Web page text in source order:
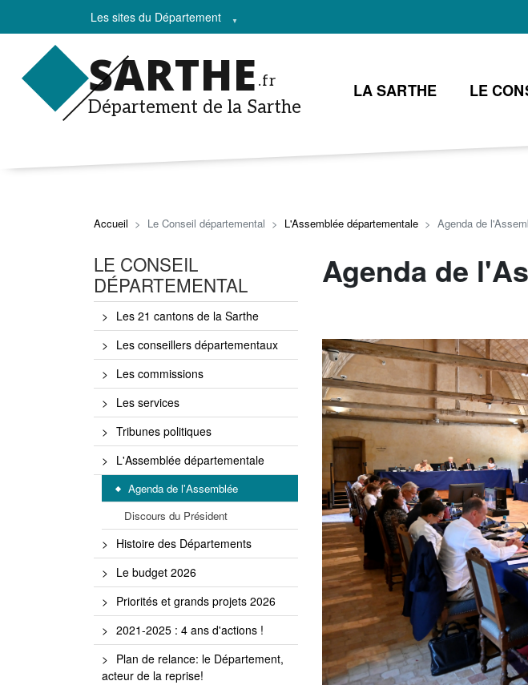
Les sites du Département
SARTHE .fr
Département de la Sarthe
LA SARTHE LE
Accueil Le Conseil départemental L'Assemblée départementale Agenda de
Agenda de
LE CONSEIL
DÉPARTEMENTAL
Les 21 cantons de la Sarthe
Les conseillers départementaux
Les commissions
Les services
Tribunes politiques
L'Assemblée départementale
Agenda de l'Assemblée
Discours du Président
Histoire des Départements
Le budget 2026
Priorités et grands projets 2026
2021-2025 : 4 ans d'actions !
Plan de relance: le Département,
acteur de la reprise!